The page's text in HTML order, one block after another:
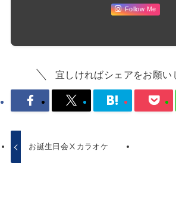
Follow Me
宜しければシェアをお願い
お誕生日会Ⅹカラオケ